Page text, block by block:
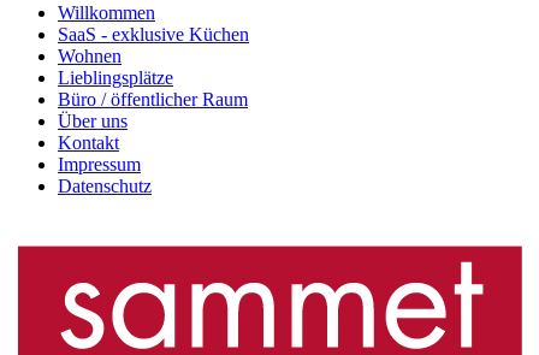
Willkommen
SaaS - exklusive Küchen
Wohnen
Lieblingsplätze
Büro / öffentlicher Raum
Über uns
Kontakt
Impressum
Datenschutz